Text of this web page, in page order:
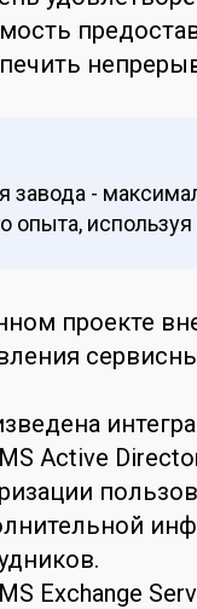
завода -
проекте
Active
Exchange